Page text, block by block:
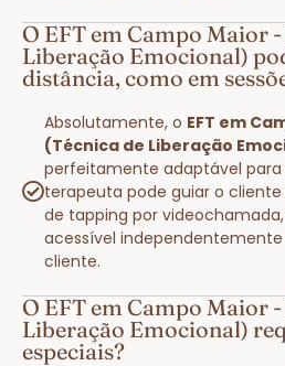
O EFT em Campo Maior
Liberação Emocional)
distância, como em
Absolutamente, o EFT em
(Técnica de Liberação
perfeitamente adaptável para
terapeuta pode guiar o
de tapping por
acessível
cliente.
O EFT em Campo Maior
Liberação Emocional)
especiais?